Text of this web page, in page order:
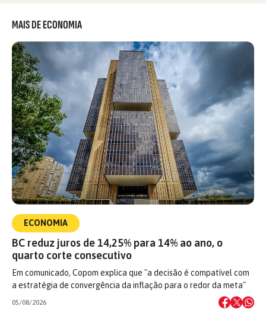
MAIS DE ECONOMIA
ECONOMIA
BC reduz juros de 14,25% para 14% ao ano, o
quarto corte consecutivo
Em comunicado, Copom explica que "a decisão é compatível com
a estratégia de convergência da inflação para o redor da meta"
05/08/2026